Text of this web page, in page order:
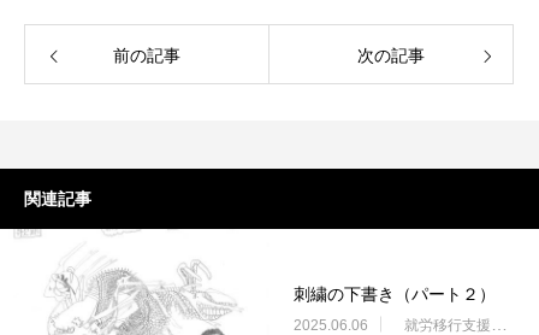
前の記事 次の記事
関連記事
刺繍の下書き（パート２）
2025.06.06 就労移行支援・ニコサービス城東センター